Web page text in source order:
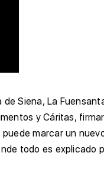
de Siena, La
y Cáritas,
marcar un
todo es explicado